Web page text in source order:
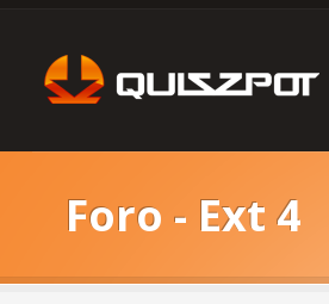
Foro - Ext 4